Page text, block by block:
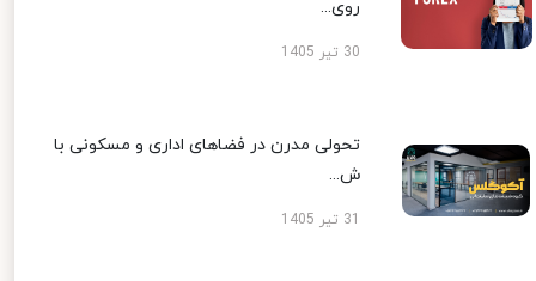
روی...
30 تیر 1405
تحولی مدرن در فضاهای اداری و مسکونی با
ش...